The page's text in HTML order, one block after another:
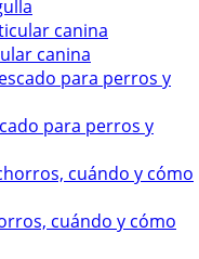
canina
para perros y
cuándo y cómo